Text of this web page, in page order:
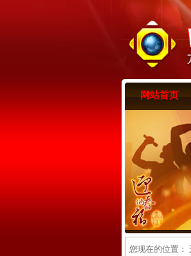
网站首页
您现在的位置：